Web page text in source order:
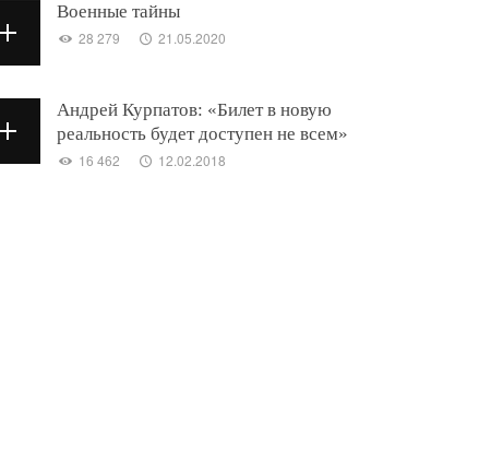
Военные тайны
28 279 21.05.2020
Андрей Курпатов: «Билет в новую
реальность будет доступен не всем»
16 462 12.02.2018